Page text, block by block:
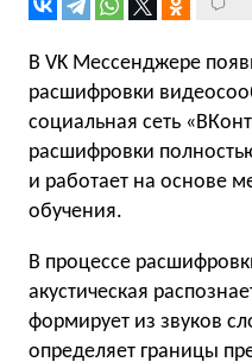
В VK Мессенджере
расшифровки
социальная сеть
расшифровки
и работает на основе
обучения.
В процессе
акустическая
формирует из звуков
определяет границы